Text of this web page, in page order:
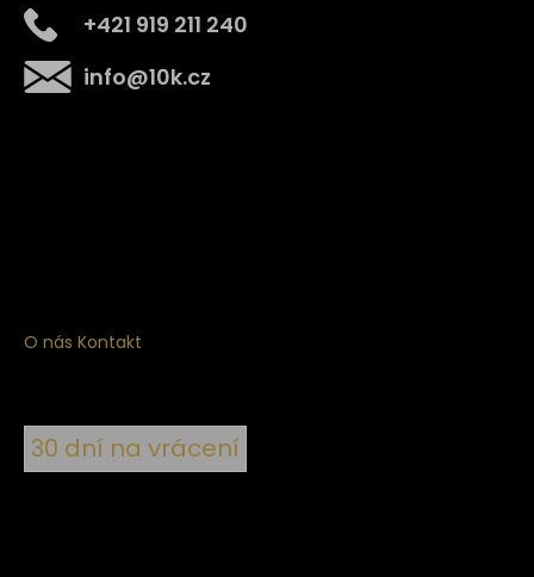
info@10k.cz
+421 919 211 240
O nás Kontakt
30 dní na vrácení